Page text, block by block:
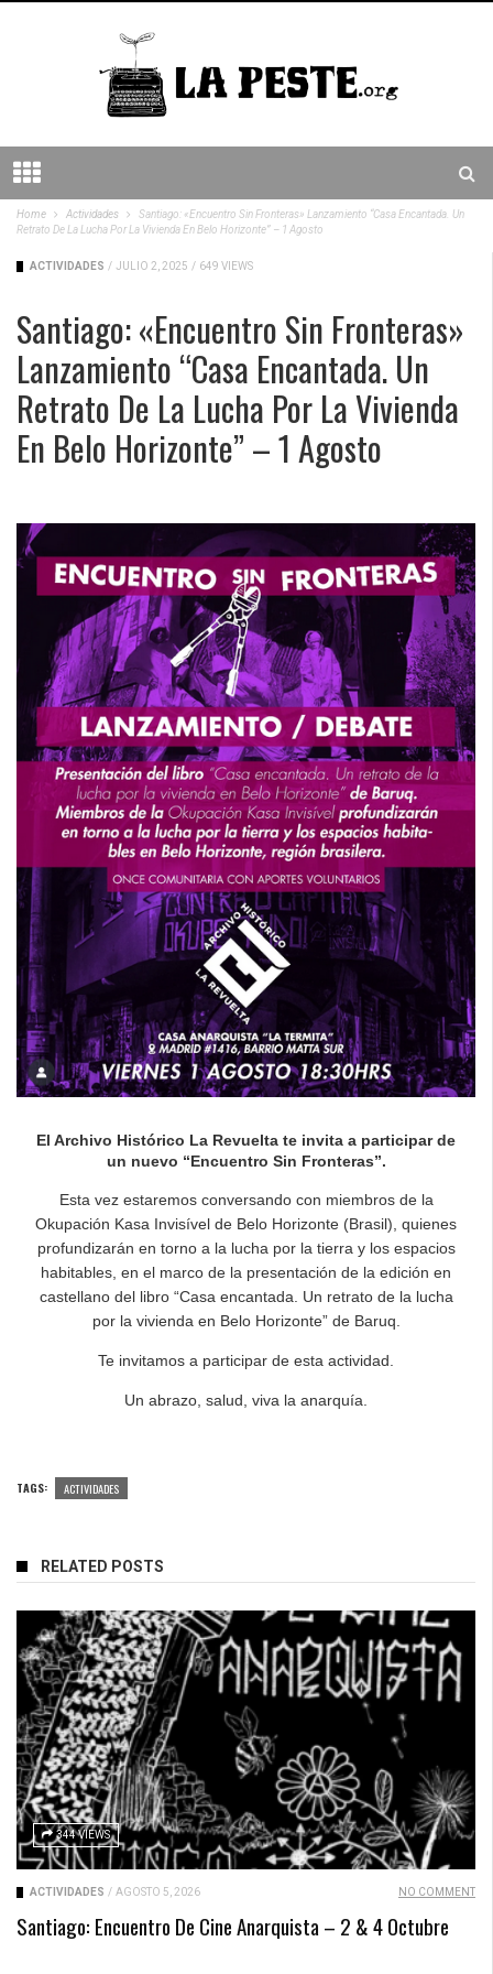
Home Actividades
Santiago: «Encuentro Sin Fronteras» Lanzamiento “Casa Encantada. Un
Retrato De La Lucha Por La Vivienda En Belo Horizonte” – 1 Agosto
ACTIVIDADES / JULIO 2, 2025 / 649 VIEWS
Santiago: «Encuentro Sin Fronteras»
Lanzamiento “Casa Encantada. Un
Retrato De La Lucha Por La Vivienda
En Belo Horizonte” – 1 Agosto
El Archivo Histórico La Revuelta te invita a participar de
un nuevo “Encuentro Sin Fronteras”.
Esta vez estaremos conversando con miembros de la
Okupación Kasa Invisível de Belo Horizonte (Brasil), quienes
profundizarán en torno a la lucha por la tierra y los espacios
habitables, en el marco de la presentación de la edición en
castellano del libro “Casa encantada. Un retrato de la lucha
por la vivienda en Belo Horizonte” de Baruq.
Te invitamos a participar de esta actividad.
Un abrazo, salud, viva la anarquía.
TAGS: ACTIVIDADES
RELATED POSTS
344 VIEWS
ACTIVIDADES / AGOSTO 5, 2026 NO COMMENT
Santiago: Encuentro De Cine Anarquista – 2 & 4 Octubre